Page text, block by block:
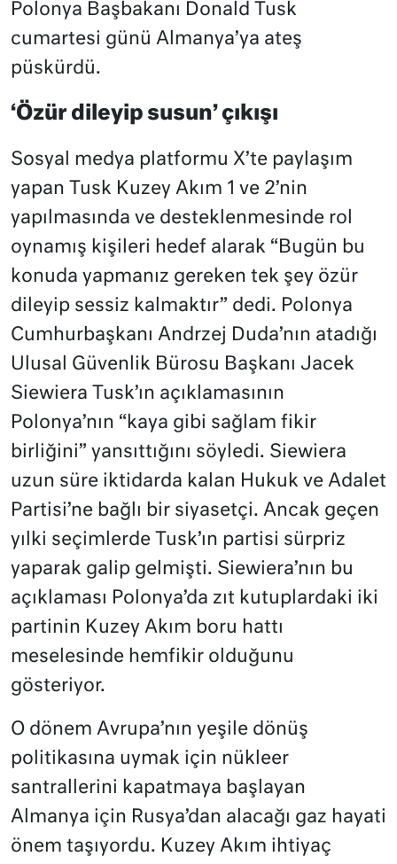
Polonya Başbakanı Donald Tusk
cumartesi günü Almanya’ya ateş
püskürdü.
‘Özür dileyip susun’ çıkışı
Sosyal medya platformu X’te paylaşım
yapan Tusk Kuzey Akım 1 ve 2’nin
yapılmasında ve desteklenmesinde rol
oynamış kişileri hedef alarak “Bugün bu
konuda yapmanız gereken tek şey özür
dileyip sessiz kalmaktır” dedi. Polonya
Cumhurbaşkanı Andrzej Duda’nın atadığı
Ulusal Güvenlik Bürosu Başkanı Jacek
Siewiera Tusk’ın açıklamasının
Polonya’nın “kaya gibi sağlam fikir
birliğini” yansıttığını söyledi. Siewiera
uzun süre iktidarda kalan Hukuk ve Adalet
Partisi’ne bağlı bir siyasetçi. Ancak geçen
yılki seçimlerde Tusk’ın partisi sürpriz
yaparak galip gelmişti. Siewiera’nın bu
açıklaması Polonya’da zıt kutuplardaki iki
partinin Kuzey Akım boru hattı
meselesinde hemfikir olduğunu
gösteriyor.
O dönem Avrupa’nın yeşile dönüş
politikasına uymak için nükleer
santrallerini kapatmaya başlayan
Almanya için Rusya’dan alacağı gaz hayati
önem taşıyordu. Kuzey Akım ihtiyaç